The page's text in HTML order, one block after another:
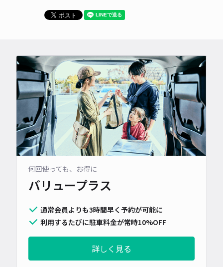
何回使っても、お得に
バリュープラス
通常会員よりも3時間早く予約が可能に
利用するたびに駐車料金が常時10%OFF
詳しく見る